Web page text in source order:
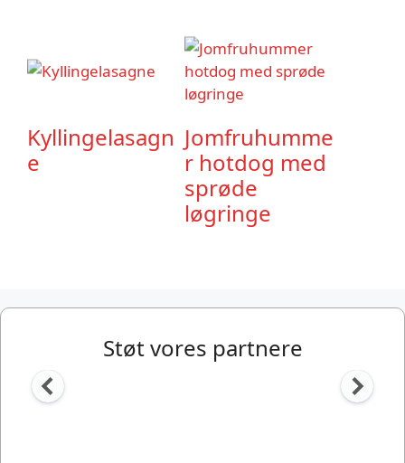
Kyllingelasagn
e
Jomfruhumme
r hotdog med
sprøde
løgringe
Støt vores partnere